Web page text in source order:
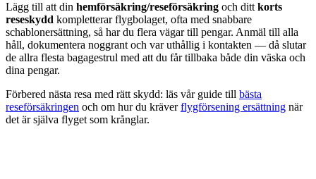
Lägg till att din hemförsäkring/reseförsäkring och dittkorts
reseskydd kompletterar flygbolaget, ofta med snabbare
schablonersättning, så har du flera vägar till pengar. Anmäl till alla
håll, dokumentera noggrant och var uthållig i kontakten — då slutar
de allra flesta bagagestrul med att du får tillbaka både din väska och
dina pengar.
Förbered nästa resa med rätt skydd: läs vår guide till bästa
reseförsäkringen och om hur du kräverflygförsening ersättning när
det är själva flyget som krånglar.